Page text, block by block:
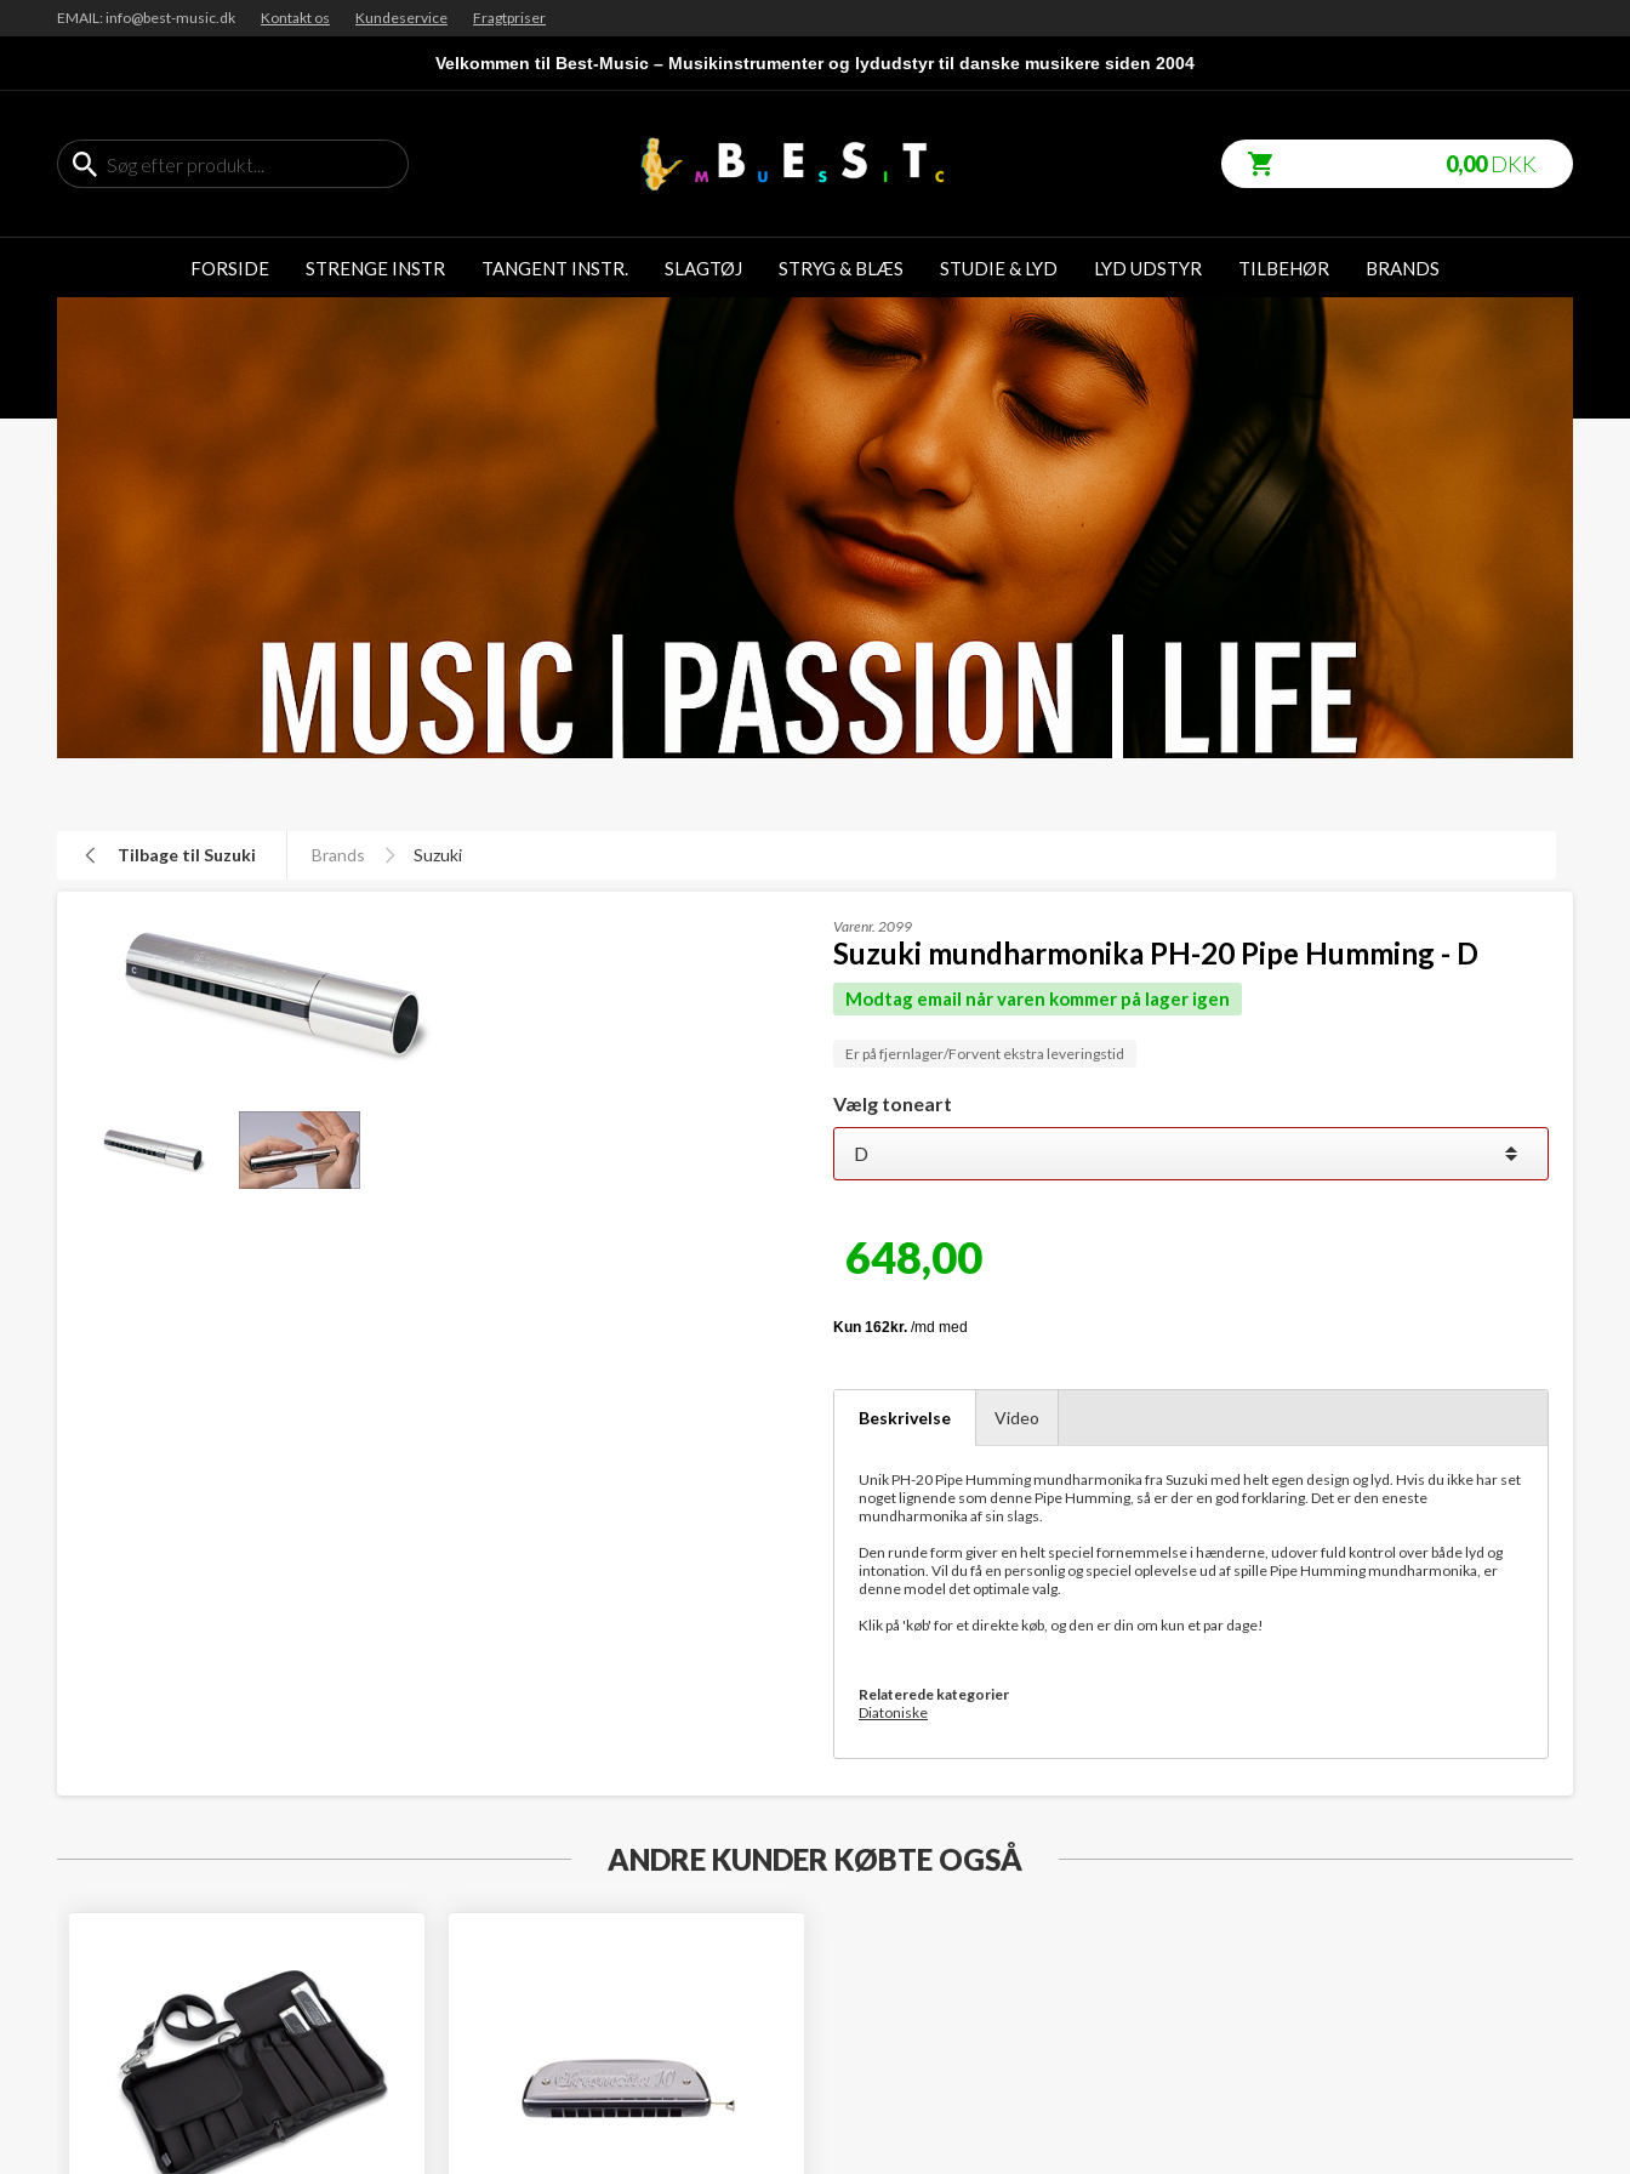
EMAIL: info@best-music.dk Kontakt os Kundeservice Fragtpriser
Velkommen til Best-Music – Musikinstrumenter og lydudstyr til danske musikere siden 2004
0,00DKK
FORSIDE STRENGE INSTR TANGENT INSTR. SLAGTØJ STRYG & BLÆS STUDIE & LYD LYD UDSTYR TILBEHØR BRANDS
Tilbage til Suzuki Brands Suzuki
Varenr. 2099
Suzuki mundharmonika PH-20 Pipe Humming - D
Modtag email når varen kommer på lager igen
Er på fjernlager/Forvent ekstra leveringstid
Vælg toneart
648,00
Beskrivelse Video
Unik PH-20 Pipe Humming mundharmonika fra Suzuki med helt egen design og lyd. Hvis du ikke har set
noget lignende som denne Pipe Humming, så er der en god forklaring. Det er den eneste
mundharmonika af sin slags.
Den runde form giver en helt speciel fornemmelse i hænderne, udover fuld kontrol over både lyd og
intonation. Vil du få en personlig og speciel oplevelse ud af spille Pipe Humming mundharmonika, er
denne model det optimale valg.
Klik på 'køb' for et direkte køb, og den er din om kun et par dage!
Relaterede kategorier
Diatoniske
ANDRE KUNDER KØBTE OGSÅ